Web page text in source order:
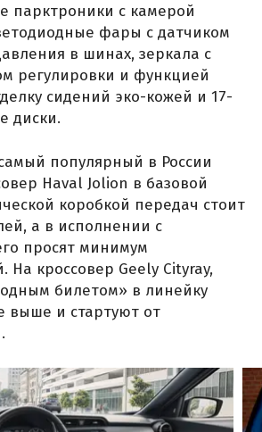
парктроники с камерой
фары с датчиком
в шинах, зеркала с
регулировки и функцией
сидений эко-кожей и 17-
диски.
популярный в России
Haval Jolion в базовой
коробкой передач стоит
а в исполнении с
просят минимум
На кроссовер Geely Cityray,
билетом» в линейку
выше и стартуют от